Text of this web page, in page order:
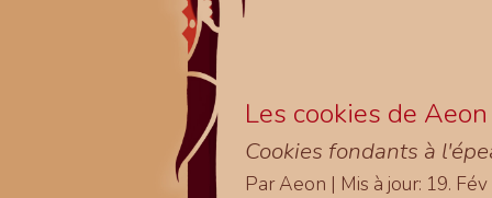
Les cookies de Aeon
Cookies fondants à
Par Aeon | Mis à jour: 19.